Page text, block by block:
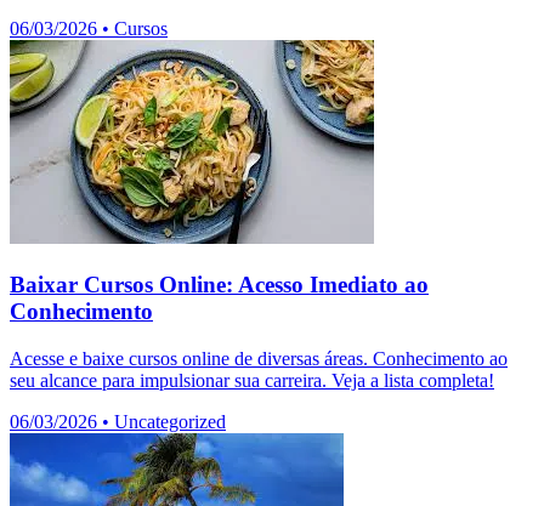
06/03/2026 • Cursos
Baixar Cursos Online: Acesso Imediato ao
Conhecimento
Acesse e baixe cursos online de diversas áreas. Conhecimento ao
seu alcance para impulsionar sua carreira. Veja a lista completa!
06/03/2026 • Uncategorized